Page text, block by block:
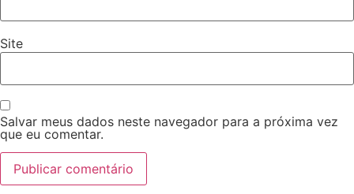
Site
Salvar meus dados neste navegador para a próxima vez
que eu comentar.